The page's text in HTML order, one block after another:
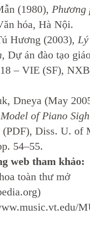
(1980), Phương
hóa, Hà Nội.
Hương (2003),
, Dự án đào tạo
– VIE (SF),
Dneya (May
of Piano
(PDF), Diss. U. of
54–55.
web tham khảo:
toàn thư mở